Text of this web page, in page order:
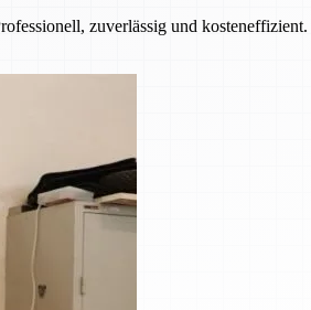
zuverlässig und